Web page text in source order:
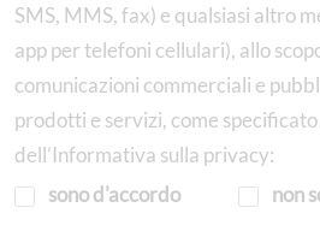
SMS, MMS, fax) e qualsiasi altro
app per telefoni cellulari), allo
comunicazioni commerciali e
prodotti e servizi, come
dell’Informativa sulla privacy:
sono d'accordo
non